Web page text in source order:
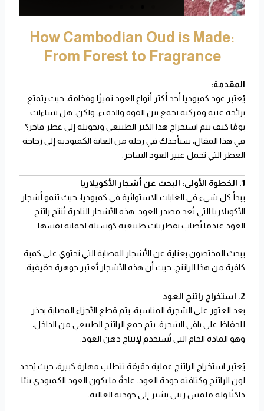
e
How Cambodian Oud is Made:
From Forest to Fragrance
المقدمة:
يُعتبر عود كمبوديا أحد أكثر أنواع العود تميزًا وفخامة، حيث يتمتع
برائحة غنية ومركبة تجمع بين القوة والدفء. ولكن، هل تساءلت
يومًا كيف يتم استخراج هذا الكنز الطبيعي وتحويله إلى عطر فاخر؟
في هذا المقال، سنأخذك في رحلة من الغابة الكمبودية إلى زجاجة
العطر التي تحمل عبير العود الساحر.
1. الخطوة الأولى: البحث عن أشجار الأكويلاريا
يبدأ كل شيء في الغابات الاستوائية في كمبوديا، حيث تنمو أشجار
الأكويلاريا التي تُعد مصدر العود. هذه الأشجار النادرة تُنتج راتنج
العود عندما تُصاب بفطريات طبيعية كوسيلة لحماية نفسها.
يبحث المختصون بعناية عن الأشجار المصابة التي تحتوي على كمية
كافية من هذا الراتنج، حيث أن هذه الأشجار تُعتبر جوهرة حقيقية.
2. استخراج راتنج العود
بعد العثور على الشجرة المناسبة، يتم قطع الأجزاء المصابة بحذر
للحفاظ على باقي الشجرة. يتم جمع الراتنج الطبيعي من الداخل،
وهو المادة الخام التي تُستخدم لإنتاج دهن العود.
يُعتبر استخراج الراتنج عملية دقيقة تتطلب مهارة كبيرة، حيث يُحدد
لون الراتنج وكثافته جودة العود. عادةً ما يكون العود الكمبودي بنيًا
داكنًا وله ملمس زيتي يشير إلى جودته العالية.